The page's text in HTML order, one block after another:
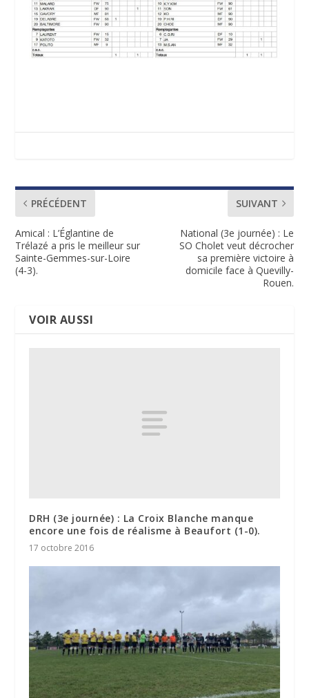
PRÉCÉDENT
Amical : L’Églantine de
Trélazé a pris le meilleur sur
Sainte-Gemmes-sur-Loire
(4-3).
SUIVANT
National (3e journée) : Le
SO Cholet veut décrocher
sa première victoire à
domicile face à Quevilly-
Rouen.
VOIR AUSSI
DRH (3e journée) : La Croix Blanche manque
encore une fois de réalisme à Beaufort (1-0).
17 octobre 2016